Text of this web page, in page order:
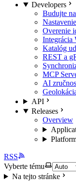
Developers
Budujte
Nastavenie
Overenie
Integrácia
Katalóg
REST a
MCP
AI
API
Releases
Overview
RSS
Vyberte tému
Na tejto stránke